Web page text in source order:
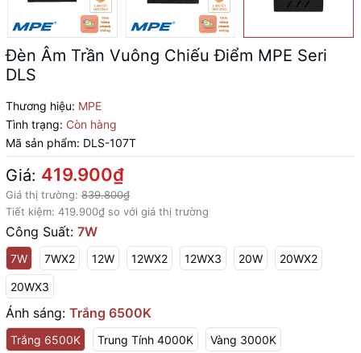
Đèn Âm Trần Vuông Chiếu Điểm MPE Seri
DLS
Thương hiệu: MPE
Tình trạng: Còn hàng
Mã sản phẩm: DLS-107T
Giá: 419.900₫
Giá thị trường: 839.800₫
Tiết kiệm: 419.900₫ so với giá thị trường
Công Suất: 7W
7W 7WX2 12W 12WX2 12WX3 20W 20WX2
20WX3
Ánh sáng: Trắng 6500K
Trắng 6500K Trung Tính 4000K Vàng 3000K